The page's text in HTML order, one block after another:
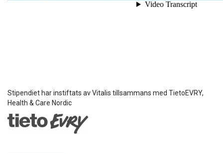
Stipendiet har instiftats av Vitalis tillsammans med TietoEVRY,
Health & Care Nordic